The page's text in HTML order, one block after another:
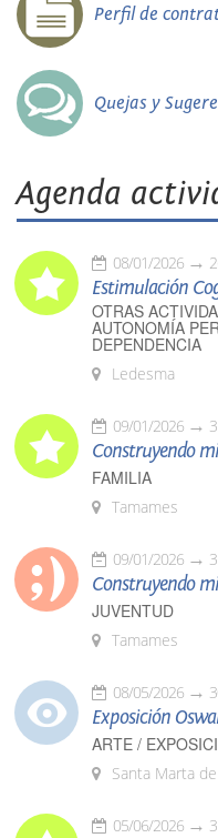
Perfil de
Quejas y
Agenda
08/01/2026
Estimulación
OTRAS
AUTONOMÍA
DEPENDENCIA
Ledesma
09/01/2026
Construyendo
FAMILIA
Tamames
09/01/2026
Construyendo
JUVENTUD
Tamames
08/05/2026
Exposición
ARTE /
Santa Marta
05/06/2026